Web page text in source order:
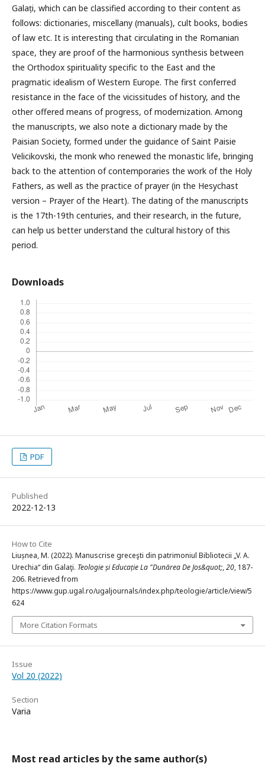
Galați, which can be classified according to their content as
follows: dictionaries, miscellany (manuals), cult books, bodies
of law etc. It is interesting that circulating in the Romanian
space, they are proof of the harmonious synthesis between
the Orthodox spirituality specific to the East and the
pragmatic idealism of Western Europe. The first conferred
resistance in the face of the vicissitudes of history, and the
other offered means of progress, of modernization. Among
the manuscripts, we also note a dictionary made by the
Paisian Society, formed under the guidance of Saint Paisie
Velicikovski, the monk who renewed the monastic life, bringing
back to the attention of contemporaries the work of the Holy
Fathers, as well as the practice of prayer (in the Hesychast
version – Prayer of the Heart). The dating of the manuscripts
is the 17th-19th centuries, and their research, in the future,
can help us better understand the cultural history of this
period.
Downloads
PDF
Published
2022-12-13
How to Cite
Liușnea, M. (2022). Manuscrise greceşti din patrimoniul Bibliotecii „V. A.
Urechia“ din Galaţi. Teologie și Educație La "Dunărea De Jos&quot;,20, 187-
206. Retrieved from
https://www.gup.ugal.ro/ugaljournals/index.php/teologie/article/view/5
624
More Citation Formats
Issue
Vol 20 (2022)
Section
Varia
Most read articles by the same author(s)